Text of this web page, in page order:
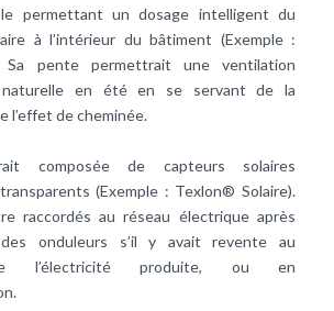
permettant un dosage intelligent du
à l’intérieur du bâtiment (Exemple :
Sa pente permettrait une ventilation
naturelle en été en se servant de la
l’effet de cheminée.
composée de capteurs solaires
(Exemple : Texlon® Solaire).
raccordés au réseau électrique après
onduleurs s’il y avait revente au
l’électricité produite, ou en